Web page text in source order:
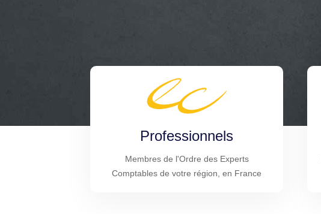
Professionnels
Membres de l'Ordre des Experts
Comptables de votre région, en France